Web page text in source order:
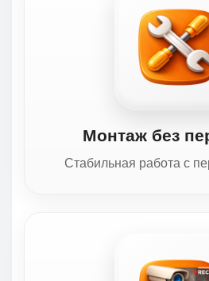
Монтаж без
Стабильная работа с